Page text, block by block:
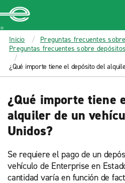
MAIN
CONTENT
Enterprise
Inicio
Preguntas frecuentes
Preguntas frecuentes sobre
¿Qué importe tiene el depósito del
¿Qué importe tiene
alquiler de un
Unidos?
Se requiere el pago de un
vehículo de Enterprise en
cantidad varía en función de